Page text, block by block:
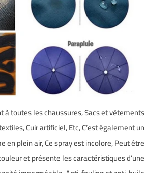
à toutes les chaussures, Sacs et vêtements
Cuir artificiel, Etc, C’est également un
en plein air, Ce spray est incolore, Peut être
et présente les caractéristiques d’une